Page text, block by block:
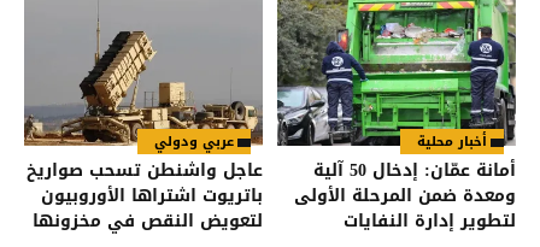
أخبار محلية
أمانة عمّان: إدخال 50 آلية
ومعدة ضمن المرحلة الأولى
لتطوير إدارة النفايات
عربي ودولي
عاجل واشنطن تسحب صواريخ
باتريوت اشتراها الأوروبيون
لتعويض النقص في مخزونها